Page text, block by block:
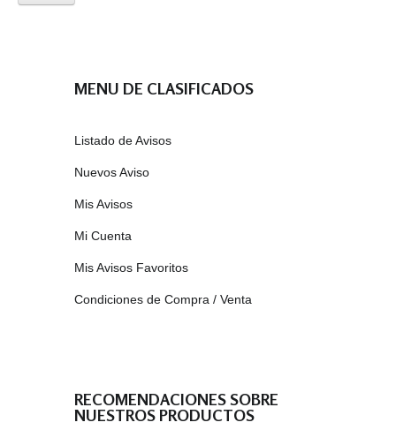
MENU DE CLASIFICADOS
Listado de Avisos
Nuevos Aviso
Mis Avisos
Mi Cuenta
Mis Avisos Favoritos
Condiciones de Compra / Venta
RECOMENDACIONES SOBRE
NUESTROS PRODUCTOS